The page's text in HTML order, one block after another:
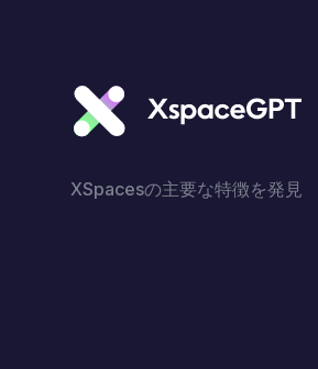
XSpacesの主要な特徴を発見